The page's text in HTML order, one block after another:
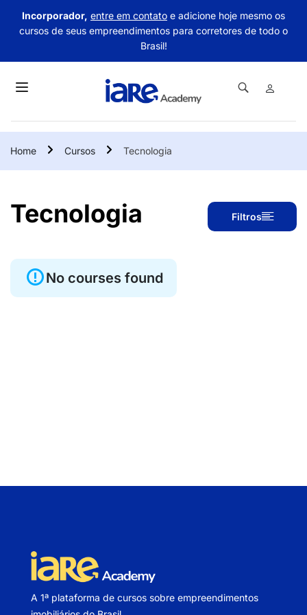
Incorporador, entre em contato e adicione hoje mesmo os
cursos de seus empreendimentos para corretores de todo o
Brasil!
Home Cursos Tecnologia
Tecnologia Filtros
No courses found
A 1ª plataforma de cursos sobre empreendimentos